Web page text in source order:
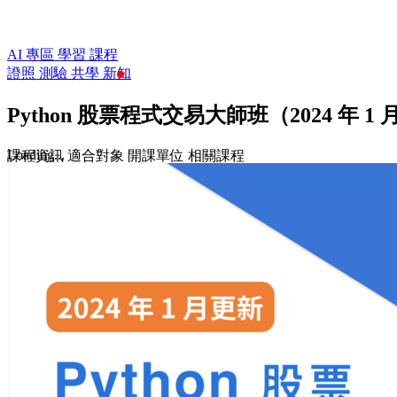
AI 專區 學習 課程
證照 測驗 共學 新知
Python 股票程式交易大師班（2024 年 1
課程資訊 適合對象 開課單位 相關課程
Loading...